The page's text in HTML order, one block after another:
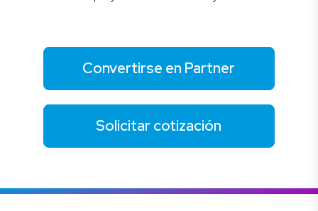
Convertirse en Partner
Solicitar cotización